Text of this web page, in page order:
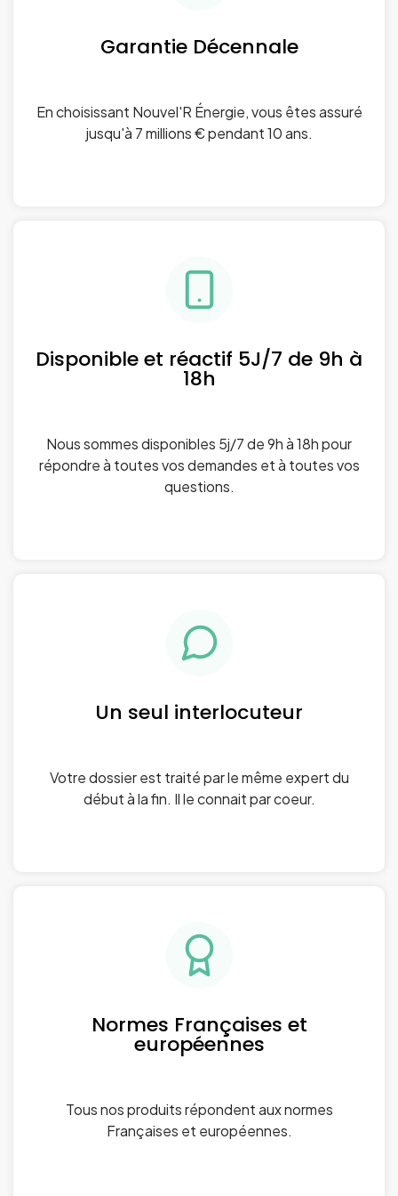
Garantie Décennale
En choisissant Nouvel'R Énergie, vous êtes assuré
jusqu'à 7 millions € pendant 10 ans.
Disponible et réactif 5J/7 de 9h à
18h
Nous sommes disponibles 5j/7 de 9h à 18h pour
répondre à toutes vos demandes et à toutes vos
questions.
Un seul interlocuteur
Votre dossier est traité par le même expert du
début à la fin. Il le connait par coeur.
Normes Françaises et
européennes
Tous nos produits répondent aux normes
Françaises et européennes.